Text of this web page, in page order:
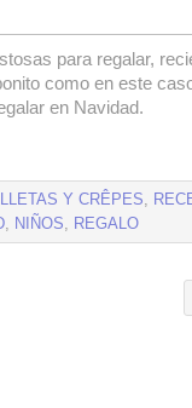
para regalar,
como en este
en Navidad.
Y CRÊPES,
, NIÑOS, REGALO